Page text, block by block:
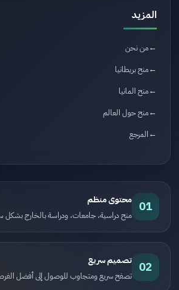
المزيد
من نحن
منح بريطانيا
منح المانيا
منح حول العالم
المرجع
01 محتوى منظم
منح دراسية، جامعات، ودراسة بالخارج
02 تصميم سريع
تصفح سريع ومتجاوب للوصول إلى أفضل